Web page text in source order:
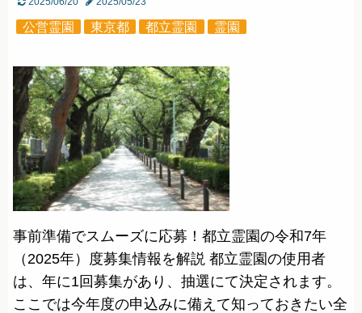
公営霊園 東京都 都立霊園 霊園
事前準備でスムーズに応募！都立霊園の令和7年
（2025年）度募集情報を解説 都立霊園の使用者
は、年に1回募集があり、抽選にて決定されます。
ここでは今年度の申込みに備えて知っておきたい全